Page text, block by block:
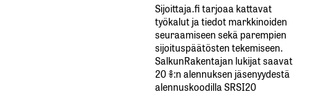
Sijoittaja.fi tarjoaa kattavat
työkalut ja tiedot markkinoiden
seuraamiseen sekä parempien
sijoituspäätösten tekemiseen.
SalkunRakentajan lukijat saavat
20 %:n alennuksen jäsenyydestä
alennuskoodilla SRSI20